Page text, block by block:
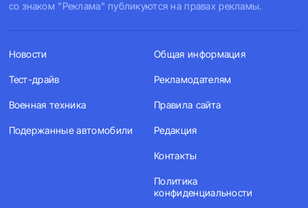
со знаком "Реклама" публикуются на правах рекламы.
Новости
Тест-драйв
Военная техника
Подержанные автомобили
Общая информация
Рекламодателям
Правила сайта
Редакция
Контакты
Политика
конфиденциальности